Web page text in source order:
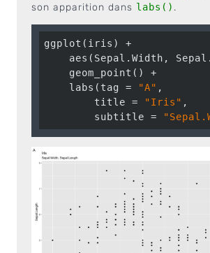
son apparition dans labs() .
ggplot(iris) +
aes(Sepal.Width,
    geom_point() +
    labs(tag =
"A" ,
        title =
"Iris" ,
        subtitle =